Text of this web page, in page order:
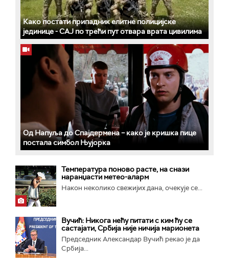
Како постати припадник елитне полицијске
јединице - СAJ по трећи пут отвара врата цивилима
Од Напуља до Спајдермена – како је кришка пице
постала симбол Њујорка
Температура поново расте, на снази
наранџасти метео-аларм
Након неколико свежијих дана, очекује се...
Вучић: Никога нећу питати с ким ћу се
састајати, Србија није ничија марионета
Председник Александар Вучић рекао је да
Србија...